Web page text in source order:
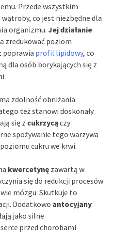
Przede wszystkim
co jest niezbędne dla
organizmu. Jej działanie
zredukować poziom
poprawia profil lipidowy, co
dla osób borykających się z
zdolność obniżania
też stanowi doskonały
się z cukrzycączy
spożywanie tego warzywa
cukru we krwi.
kwercetynę zawartą w
się do redukcji procesów
mózgu. Skutkuje to
Dodatkowo antocyjany
jako silne
przed chorobami